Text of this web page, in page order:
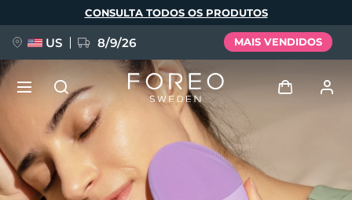
principal
CONSULTA TODOS OS PRODUTOS
US 8/9/26 MAIS VENDIDOS
Perfil de usuário
NOVIDADE
BREAKING NEWS
Idioma